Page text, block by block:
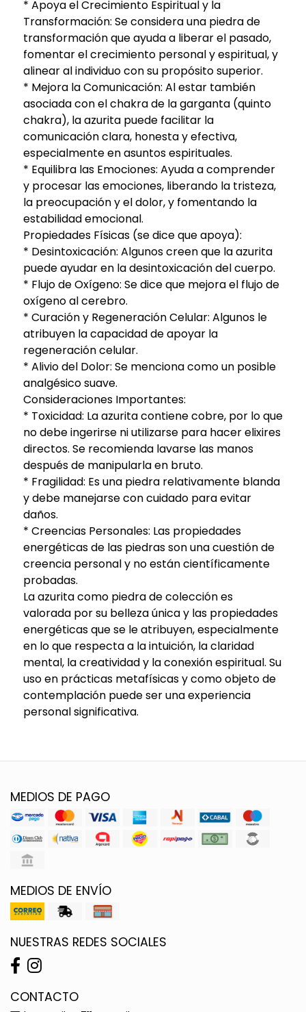
* Apoya el Crecimiento Espiritual y la
Transformación: Se considera una piedra de
transformación que ayuda a liberar el pasado,
fomentar el crecimiento personal y espiritual, y
alinear al individuo con su propósito superior.
* Mejora la Comunicación: Al estar también
asociada con el chakra de la garganta (quinto
chakra), la azurita puede facilitar la
comunicación clara, honesta y efectiva,
especialmente en asuntos espirituales.
* Equilibra las Emociones: Ayuda a comprender
y procesar las emociones, liberando la tristeza,
la preocupación y el dolor, y fomentando la
estabilidad emocional.
Propiedades Físicas (se dice que apoya):
* Desintoxicación: Algunos creen que la azurita
puede ayudar en la desintoxicación del cuerpo.
* Flujo de Oxígeno: Se dice que mejora el flujo de
oxígeno al cerebro.
* Curación y Regeneración Celular: Algunos le
atribuyen la capacidad de apoyar la
regeneración celular.
* Alivio del Dolor: Se menciona como un posible
analgésico suave.
Consideraciones Importantes:
* Toxicidad: La azurita contiene cobre, por lo que
no debe ingerirse ni utilizarse para hacer elixires
directos. Se recomienda lavarse las manos
después de manipularla en bruto.
* Fragilidad: Es una piedra relativamente blanda
y debe manejarse con cuidado para evitar
daños.
* Creencias Personales: Las propiedades
energéticas de las piedras son una cuestión de
creencia personal y no están científicamente
probadas.
La azurita como piedra de colección es
valorada por su belleza única y las propiedades
energéticas que se le atribuyen, especialmente
en lo que respecta a la intuición, la claridad
mental, la creatividad y la conexión espiritual. Su
uso en prácticas metafísicas y como objeto de
contemplación puede ser una experiencia
personal significativa.
MEDIOS DE PAGO
MEDIOS DE ENVÍO
NUESTRAS REDES SOCIALES
CONTACTO